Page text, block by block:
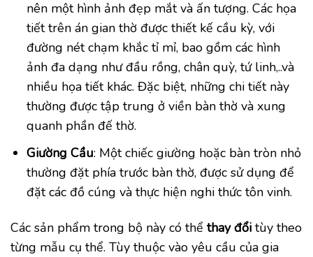
nên một hình ảnh đẹp mắt và ấn tượng. Các họa
tiết trên án gian thờ được thiết kế cầu kỳ, với
đường nét chạm khắc tỉ mỉ, bao gồm các hình
ảnh đa dạng như đầu rồng, chân quỳ, tứ linh,..và
nhiều họa tiết khác. Đặc biệt, những chi tiết này
thường được tập trung ở viền bàn thờ và xung
quanh phần đế thờ.
Giường Cầu: Một chiếc giường hoặc bàn tròn nhỏ
thường đặt phía trước bàn thờ, được sử dụng để
đặt các đồ cúng và thực hiện nghi thức tôn vinh.
Các sản phẩm trong bộ này có thể thay đổi tùy theo
từng mẫu cụ thể. Tùy thuộc vào yêu cầu của gia